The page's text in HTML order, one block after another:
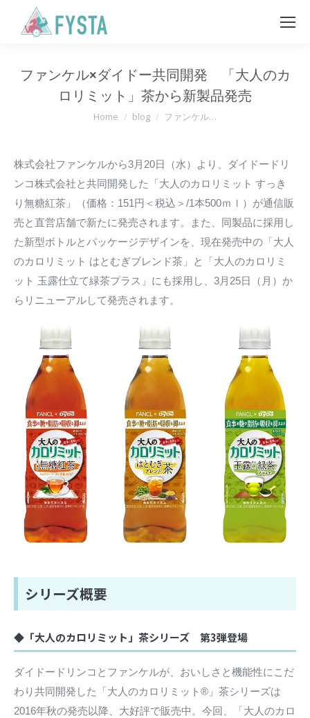
ファンケル×ダイドー共同開発 「大人のカ
ロリミット」茶から新製品発売
You are here:
Home blog ファンケル…
株式会社ファンケルから3月20日（水）より、ダイドードリ
ンコ株式会社と共同開発した「大人のカロリミット すっき
り無糖紅茶」（価格：151円＜税込＞/1本500ｍｌ）が通信販
売と直営店舗で新たに発売されます。また、同製品に採用し
た新型ボトルとパッケージデザインを、現在発売中の「大人
のカロリミット はとむぎブレンド茶」と「大人のカロリミ
ット 玉露仕立て緑茶プラス」にも採用し、3月25日（月）か
らリニューアルして発売されます。
シリーズ概要
◆「大人のカロリミット」茶シリーズ 第3弾登場
ダイドードリンコとファンケルが、おいしさと機能性にこだ
わり共同開発した「大人のカロリミット®」茶シリーズは
2016年秋の発売以降、大好評で販売中。今回、「大人のカロ